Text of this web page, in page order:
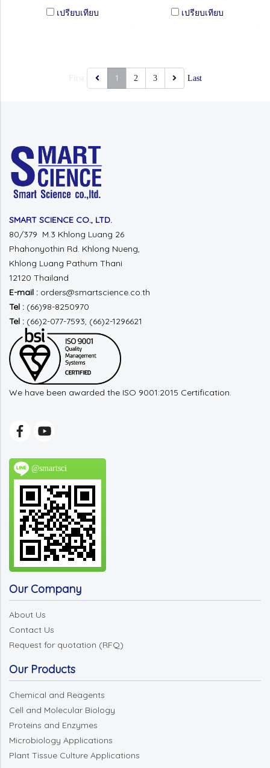
เปรียบเทียบ
เปรียบเทียบ
1 2 3 Last
SMART SCIENCE CO., LTD.
80/379 M.3 Khlong Luang 26
Phahonyothin Rd. Khlong Nueng,
Khlong Luang Pathum Thani
12120 Thailand
E-mail : orders@smartscience.co.th
Tel : (66)98-8250970
Tel : (66)2-077-7593, (66)2-1296621
We have been awarded the ISO 9001:2015 Certification.
@smartsci
Our Company
About Us
Contact Us
Request for quotation (RFQ)
Our Products
Chemical and Reagents
Cell and Molecular Biology
Proteins and Enzymes
Microbiology Applications
Plant Tissue Culture Applications